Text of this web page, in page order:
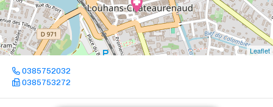
Leaflet
0385752032
0385753272